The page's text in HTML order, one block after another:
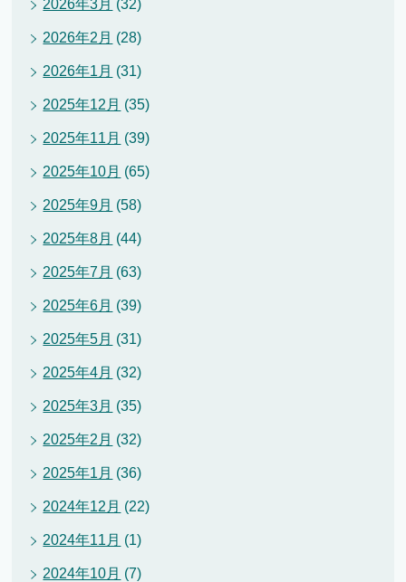
2026年3月 (32)
2026年2月 (28)
2026年1月 (31)
2025年12月 (35)
2025年11月 (39)
2025年10月 (65)
2025年9月 (58)
2025年8月 (44)
2025年7月 (63)
2025年6月 (39)
2025年5月 (31)
2025年4月 (32)
2025年3月 (35)
2025年2月 (32)
2025年1月 (36)
2024年12月 (22)
2024年11月 (1)
2024年10月 (7)